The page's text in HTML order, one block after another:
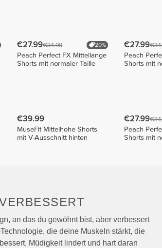
€27.99€34.99 20%
Peach Perfect FX Mittellange
Shorts mit normaler Taille
€27.99
Peach
Shorts mit
€39.99
MuseFit Mittelhohe Shorts
mit V-Ausschnitt hinten
€27.99
Peach
Shorts mit
an das du gewöhnt bist, aber verbessert
die deine Muskeln stärkt, die
Müdigkeit lindert und hart daran